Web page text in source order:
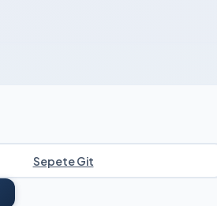
Sepete Git